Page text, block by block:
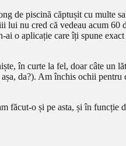
de piscină căptușit cu multe
nu cred că vedeau acum 60
o aplicație care îți spune
în curte la fel, doar câte un
da?). Am închis ochii pentru
făcut-o și pe asta, și în funcție